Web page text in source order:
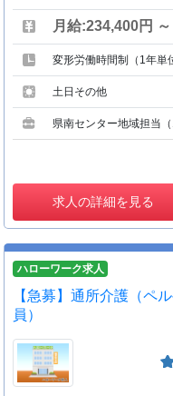
月給:234,400円
変形労働時間制（1年単
土日その他
県南センター地域担当（
求人の詳細を見る
ハローワーク求人
【急募】通所介護（ペ
員）